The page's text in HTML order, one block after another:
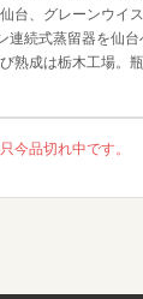
台、グレーンウイ
連続式蒸留器を仙台
熟成は栃木工場。
今品切れ中です。